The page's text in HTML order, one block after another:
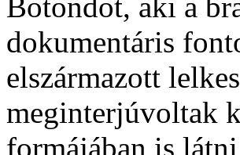
dokumentáris
elszármazott
meginterjúvoltak
formájában is